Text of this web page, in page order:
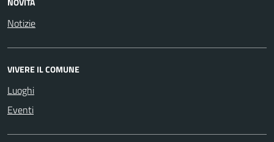
Notizie
VIVERE IL COMUNE
Luoghi
Eventi